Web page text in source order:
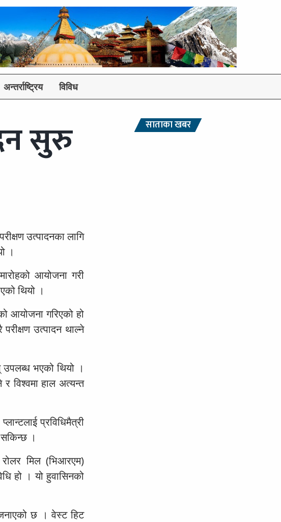
अन्तर्राष्ट्रिय विविध
सुरु
उत्पादनका लागि
।
आयोजना गरी
थियो ।
आयोजना गरिएको हो
उत्पादन थाल्ने
उपलब्ध भएको थियो ।
विश्वमा हाल अत्यन्त
प्रविधिमैत्री
सकिन्छ ।
रोलर मिल (भिआरएम)
हो । यो हुवासिनको
छ । वेस्ट हिट
साताका खबर